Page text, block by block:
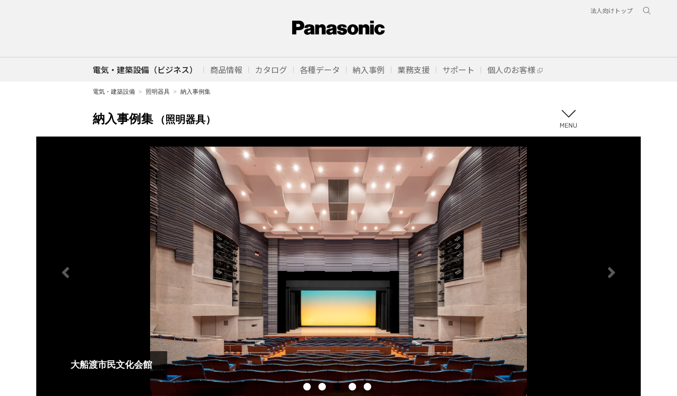
法人向けトップ
電気・建築設備（ビジネス） 商品情報 カタログ 各種データ 納入事例 業務支援 サポート 個人のお客様
電気・建築設備 照明器具 納入事例集
納入事例集 （照明器具）
大船渡市民文化会館